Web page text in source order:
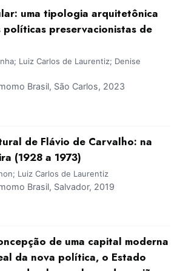
uma tipologia arquitetônica
políticas preservacionistas de
Luiz Carlos de Laurentiz; Denise
Brasil, São Carlos, 2023
de Flávio de Carvalho: na
(1928 a 1973)
Luiz Carlos de Laurentiz
Brasil, Salvador, 2019
de uma capital moderna
da nova política, o Estado